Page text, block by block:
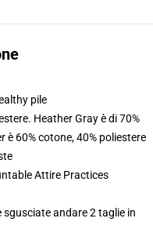
pile
Heather Gray è di 70%
è 60% cotone, 40% poliestere
Attire Practices
sgusciate andare 2 taglie in